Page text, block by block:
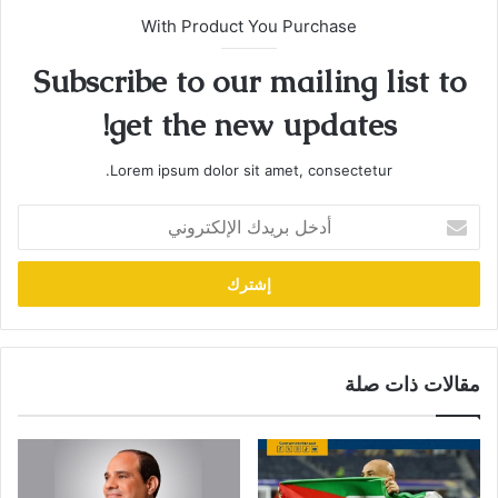
With Product You Purchase
Subscribe to our mailing list to
get the new updates!
Lorem ipsum dolor sit amet, consectetur.
بريدك
الإلكتروني
مقالات ذات صلة